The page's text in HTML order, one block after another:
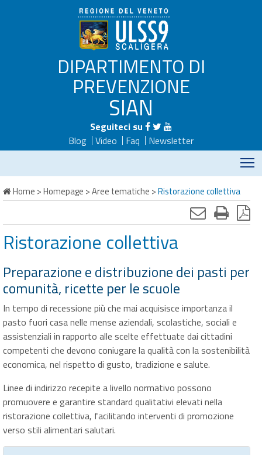
DIPARTIMENTO DI
PREVENZIONE
SIAN
Seguiteci su
Blog
Video Faq
Newsletter
Home >Homepage >Aree tematiche >Ristorazione collettiva
Ristorazione collettiva
Preparazione e distribuzione dei pasti per
comunità, ricette per le scuole
In tempo di recessione più che mai acquisisce importanza il
pasto fuori casa nelle mense aziendali, scolastiche, sociali e
assistenziali in rapporto alle scelte effettuate dai cittadini
competenti che devono coniugare la qualità con la sostenibilità
economica, nel rispetto di gusto, tradizione e salute.
Linee di indirizzo recepite a livello normativo possono
promuovere e garantire standard qualitativi elevati nella
ristorazione collettiva, facilitando interventi di promozione
verso stili alimentari salutari.